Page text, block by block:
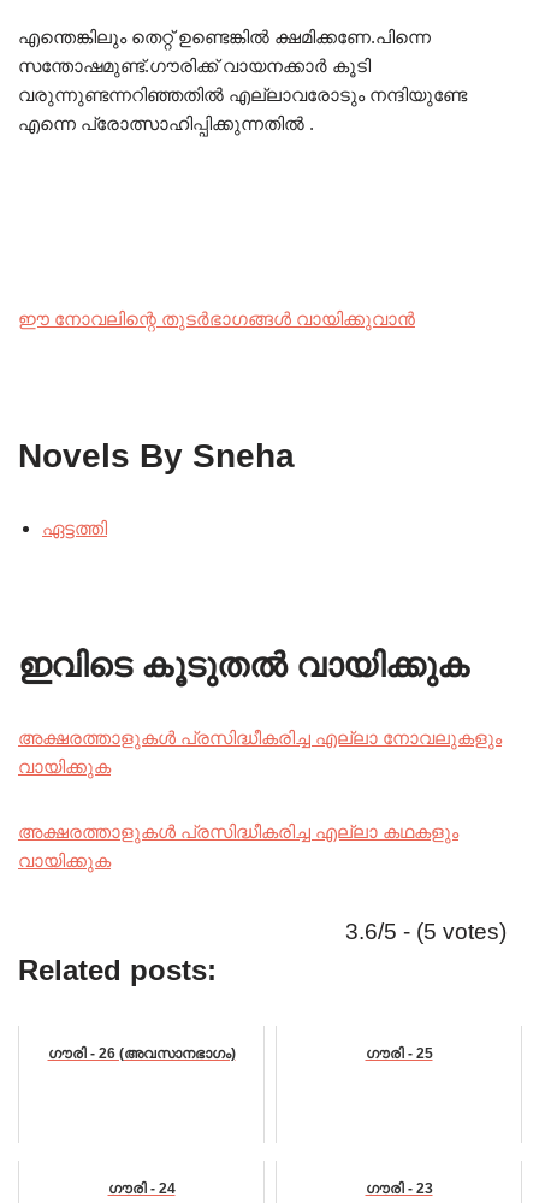
എന്തെങ്കിലും തെറ്റ് ഉണ്ടെങ്കിൽ ക്ഷമിക്കണേ.പിന്നെ
സന്തോഷമുണ്ട്.ഗൗരിക്ക് വായനക്കാർ കൂടി
വരുന്നുണ്ടന്നറിഞ്ഞതിൽ എല്ലാവരോടും നന്ദിയുണ്ടേ
എന്നെ പ്രോത്സാഹിപ്പിക്കുന്നതിൽ .
ഈ നോവലിന്റെ തുടർഭാഗങ്ങൾ വായിക്കുവാൻ
Novels By Sneha
ഏട്ടത്തി
ഇവിടെ കൂടുതൽ വായിക്കുക
അക്ഷരത്താളുകൾ പ്രസിദ്ധീകരിച്ച എല്ലാ നോവലുകളും
വായിക്കുക
അക്ഷരത്താളുകൾ പ്രസിദ്ധീകരിച്ച എല്ലാ കഥകളും
വായിക്കുക
3.6/5 - (5 votes)
Related posts:
ഗൗരി - 26 (അവസാനഭാഗം) ഗൗരി - 25
ഗൗരി - 24 ഗൗരി - 23